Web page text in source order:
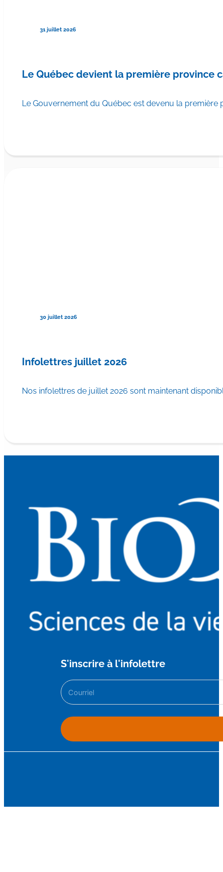
31 juillet 2026
Le Québec devient la première province
Le Gouvernement du Québec est devenu la première
30 juillet 2026
Infolettres juillet 2026
Nos infolettres de juillet 2026 sont maintenant
S'inscrire à l'infolettre